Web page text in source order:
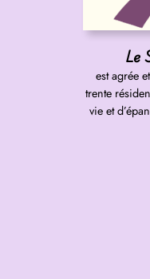
Le
est agrée
trente
vie et